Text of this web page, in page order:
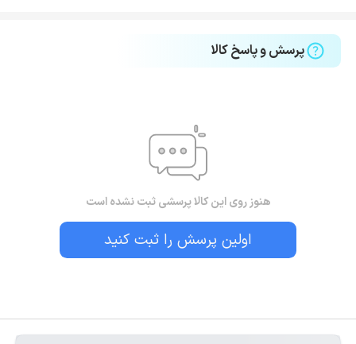
پرسش و پاسخ کالا
هنوز روی این کالا پرسشی ثبت نشده است
اولین پرسش را ثبت کنید